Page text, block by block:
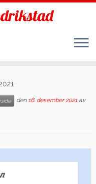
den 16. desember 2021 av